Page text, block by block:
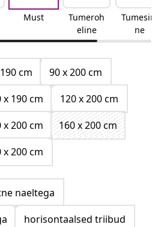
Must
Tumeroh
eline
Tumesini
ne
cm
90 x 200 cm
x 190 cm
120 x 200 cm
x 200 cm
160 x 200 cm
x 200 cm
naeltega
horisontaalsed triibud